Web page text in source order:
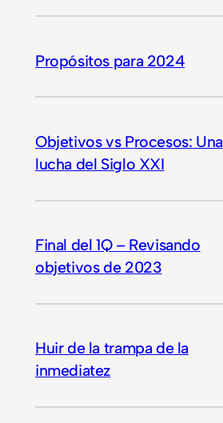
Propósitos para 2024
Objetivos vs Procesos: Una
lucha del Siglo XXI
Final del 1Q – Revisando
objetivos de 2023
Huir de la trampa de la
inmediatez